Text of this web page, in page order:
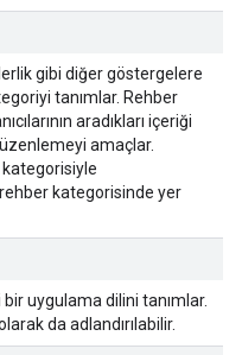
gibi diğer göstergelere
tanımlar. Rehber
aradıkları içeriği
amaçlar.
kategorisinde yer
uygulama dilini tanımlar.
da adlandırılabilir.